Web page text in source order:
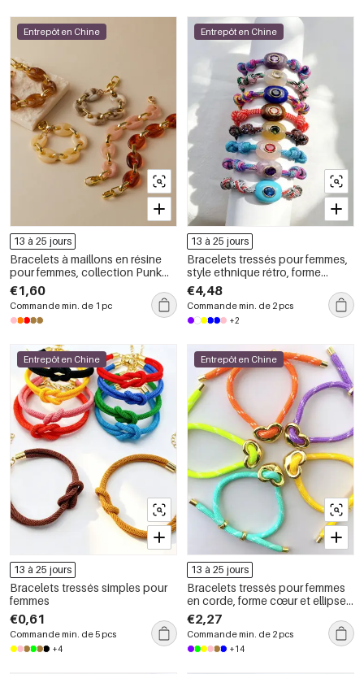
Entrepôt en Chine
13 à 25 jours
Bracelets à maillons en résine
pour femmes, collection Punk
Chain de la série Simple
€1,60
Commande min. de 1 pc
Entrepôt en Chine
13 à 25 jours
Bracelets tressés pour femmes,
style ethnique rétro, forme
elliptique, ornés de zircon.
€4,48
Commande min. de 2 pcs
+2
Entrepôt en Chine
13 à 25 jours
Bracelets tressés simples pour
femmes
€0,61
Commande min. de 5 pcs
+4
Entrepôt en Chine
13 à 25 jours
Bracelets tressés pour femmes
en corde, forme cœur et ellipse,
collection Simple Series
€2,27
Commande min. de 2 pcs
+14